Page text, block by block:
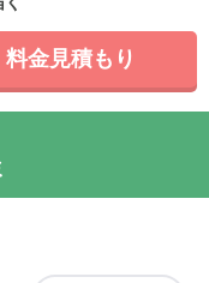
料金見積もり